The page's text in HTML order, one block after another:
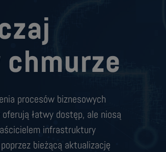
procesów biznesowych
łatwy dostęp, ale niosą
infrastruktury
bieżącą aktualizację